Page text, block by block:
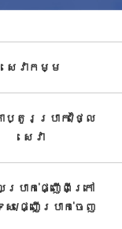
សេវាកម្ម​
ប្តូរប្រាក់/ថ្លៃ
សេវា​
រាក់ផ្ញើពីក្រៅ
ស/ផ្ញើប្រាក់ចេញ